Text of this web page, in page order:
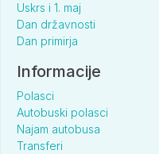
Uskrs i 1. maj
Dan državnosti
Dan primirja
Informacije
Polasci
Autobuski polasci
Najam autobusa
Transferi